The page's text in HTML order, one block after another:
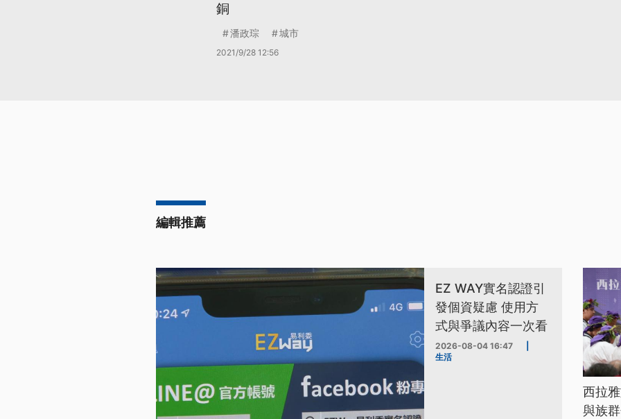
銅
潘政琮 城市
2021/9/28 12:56
編輯推薦
EZ WAY實名認證引
發個資疑慮 使用方
式與爭議內容一次看
2026-08-04 16:47
生活
西拉
與族